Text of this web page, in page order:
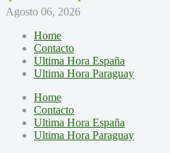
Agosto 06, 2026
Home
Contacto
Ultima Hora España
Ultima Hora Paraguay
Home
Contacto
Ultima Hora España
Ultima Hora Paraguay